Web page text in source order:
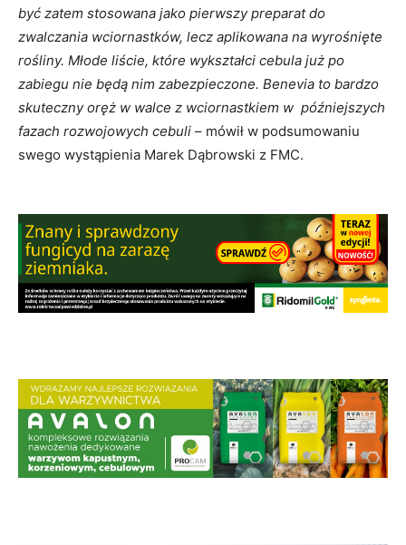
być zatem stosowana jako pierwszy preparat do
zwalczania wciornastków, lecz aplikowana na wyrośnięte
rośliny. Młode liście, które wykształci cebula już po
zabiegu nie będą nim zabezpieczone. Benevia to bardzo
skuteczny oręż w walce z wciornastkiem w późniejszych
fazach rozwojowych cebuli – mówił w podsumowaniu
swego wystąpienia Marek Dąbrowski z FMC.